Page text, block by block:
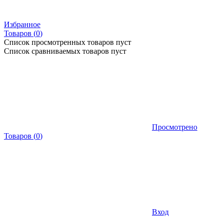
Избранное
Товаров (0)
Список просмотренных товаров пуст
Список сравниваемых товаров пуст
Просмотрено
Товаров (0)
Вход